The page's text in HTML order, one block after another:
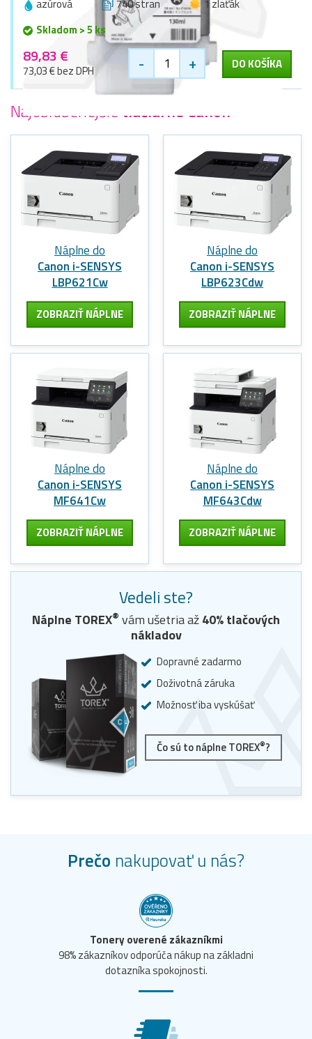
azúrová 740 stran
1 zlaťák
Skladom > 5 ks
89,83 €
73,03 € bez DPH - + DO KOŠÍKA
Najobľúbenejšie tlačiarne Canon
Náplne do
Canon i-SENSYS
LBP621Cw
ZOBRAZIŤ NÁPLNE
Náplne do
Canon i-SENSYS
LBP623Cdw
ZOBRAZIŤ NÁPLNE
Náplne do
Canon i-SENSYS
MF641Cw
ZOBRAZIŤ NÁPLNE
Náplne do
Canon i-SENSYS
MF643Cdw
ZOBRAZIŤ NÁPLNE
Vedeli ste?
Náplne TOREX® vám ušetria až40% tlačových
nákladov
Dopravné zadarmo
Doživotná záruka
Možnosť iba vyskúšať
Čo sú to náplne TOREX®?
Prečo nakupovať u nás?
Tonery overené zákazníkmi
98% zákazníkov odporúča nákup na základni
dotazníka spokojnosti.